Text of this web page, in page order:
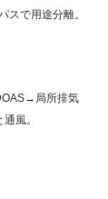
スで用途分離。
局所排気
風。